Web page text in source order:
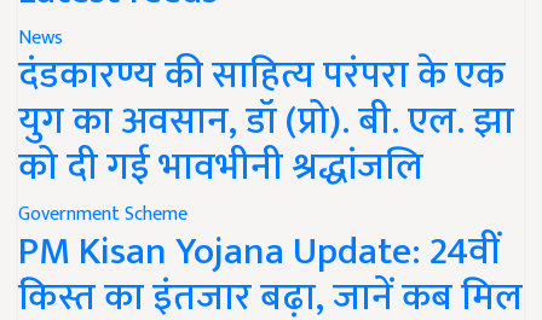
News
दंडकारण्य की साहित्य परंपरा के एक
युग का अवसान, डॉ (प्रो). बी. एल. झा
को दी गई भावभीनी श्रद्धांजलि
Government Scheme
PM Kisan Yojana Update: 24वीं
किस्त का इंतजार बढ़ा, जानें कब मिल